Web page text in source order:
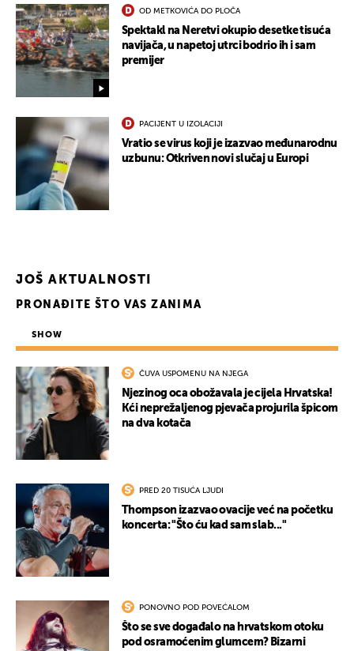
OD METKOVIĆA DO PLOČA
Spektakl na Neretvi okupio desetke tisuća
navijača, u napetoj utrci bodrio ih i sam
premijer
PACIJENT U IZOLACIJI
Vratio se virus koji je izazvao međunarodnu
uzbunu: Otkriven novi slučaj u Europi
JOŠ AKTUALNOSTI
PRONAĐITE ŠTO VAS ZANIMA
SHOW
ČUVA USPOMENU NA NJEGA
Njezinog oca obožavala je cijela Hrvatska!
Kći neprežaljenog pjevača projurila špicom
na dva kotača
PRED 20 TISUĆA LJUDI
Thompson izazvao ovacije već na početku
koncerta: "Što ću kad sam slab..."
PONOVNO POD POVEĆALOM
Što se sve događalo na hrvatskom otoku
pod osramoćenim glumcem? Bizarni
UKLJUČITE NOTIFIKACIJE